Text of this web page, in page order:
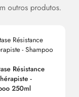
outros produtos.
Résistance
-
250ml